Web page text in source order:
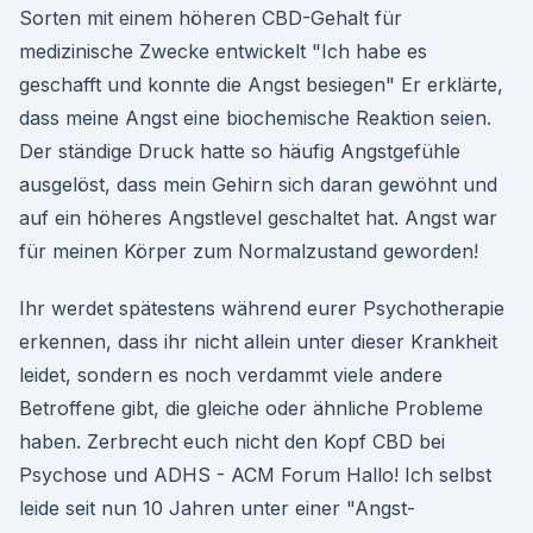
Sorten mit einem höheren CBD-Gehalt für
medizinische Zwecke entwickelt "Ich habe es
geschafft und konnte die Angst besiegen" Er erklärte,
dass meine Angst eine biochemische Reaktion seien.
Der ständige Druck hatte so häufig Angstgefühle
ausgelöst, dass mein Gehirn sich daran gewöhnt und
auf ein höheres Angstlevel geschaltet hat. Angst war
für meinen Körper zum Normalzustand geworden!
Ihr werdet spätestens während eurer Psychotherapie
erkennen, dass ihr nicht allein unter dieser Krankheit
leidet, sondern es noch verdammt viele andere
Betroffene gibt, die gleiche oder ähnliche Probleme
haben. Zerbrecht euch nicht den Kopf CBD bei
Psychose und ADHS - ACM Forum Hallo! Ich selbst
leide seit nun 10 Jahren unter einer "Angst-